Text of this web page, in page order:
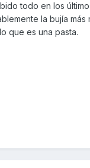
todo en los
la bujía
que es una pasta.